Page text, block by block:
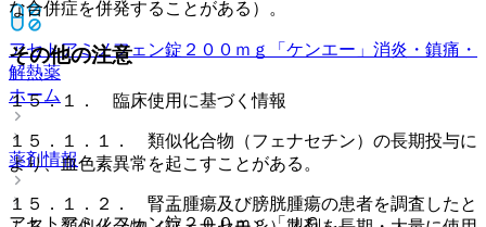
アセトアミノフェン錠２００ｍｇ「ケンエー」 消炎・鎮痛・
解熱薬
ホーム
薬剤情報
な合併症を併発することがある）。
その他の注意
１５．１． 臨床使用に基づく情報
１５．１．１． 類似化合物（フェナセチン）の長期投与に
より、血色素異常を起こすことがある。
１５．１．２． 腎盂腫瘍及び膀胱腫瘍の患者を調査したと